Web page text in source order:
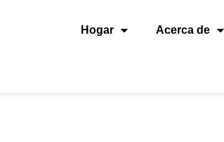
Hogar Acerca de